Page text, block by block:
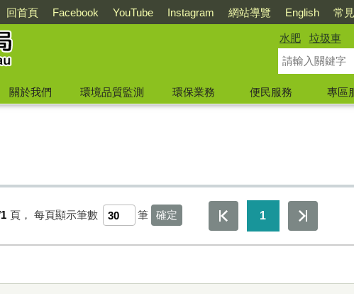
回首頁 Facebook YouTube Instagram 網站導覽 English 常
水肥
垃圾車
關於我們 環境品質監測 環保業務 便民服務
專區
頁， 每頁顯示筆數 筆 1